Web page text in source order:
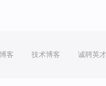
客 技术博客 诚聘英才